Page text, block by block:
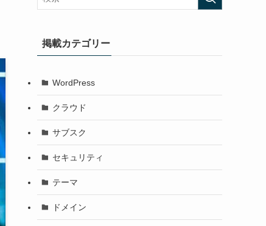
掲載カテゴリー
WordPress
クラウド
サブスク
セキュリティ
テーマ
ドメイン